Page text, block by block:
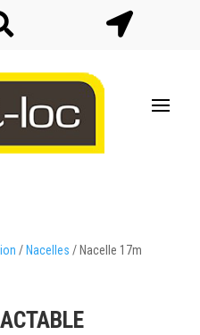

/ Nacelles / Nacelle 17m